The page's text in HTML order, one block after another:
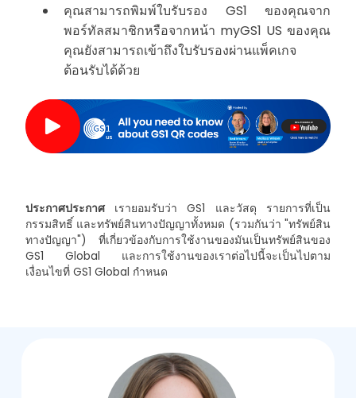
คุณสามารถพิมพ์ใบรับรอง GS1 ของคุณจาก
พอร์ทัลสมาชิกหรือจากหน้า myGS1 US ของคุณ
คุณยังสามารถเข้าถึงใบรับรองผ่านแพ็คเกจ
ต้อนรับได้ด้วย
ประกาศประกาศ เรายอมรับว่า GS1 และวัสดุ รายการที่เป็น
กรรมสิทธิ์ และทรัพย์สินทางปัญญาทั้งหมด (รวมกันว่า "ทรัพย์สิน
ทางปัญญา") ที่เกี่ยวข้องกับการใช้งานของมันเป็นทรัพย์สินของ
GS1 Global และการใช้งานของเราต่อไปนี้จะเป็นไปตาม
เงื่อนไขที่ GS1 Global กำหนด